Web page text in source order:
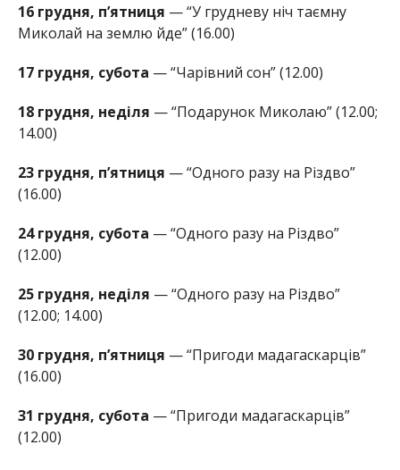
16 грудня, п’ятниця — “У грудневу ніч таємну
Миколай на землю йде” (16.00)
17 грудня, субота — “Чарівний сон” (12.00)
18 грудня, неділя — “Подарунок Миколаю” (12.00;
14.00)
23 грудня, п’ятниця — “Одного разу на Різдво”
(16.00)
24 грудня, субота — “Одного разу на Різдво”
(12.00)
25 грудня, неділя — “Одного разу на Різдво”
(12.00; 14.00)
30 грудня, п’ятниця — “Пригоди мадагаскарців”
(16.00)
31 грудня, субота — “Пригоди мадагаскарців”
(12.00)